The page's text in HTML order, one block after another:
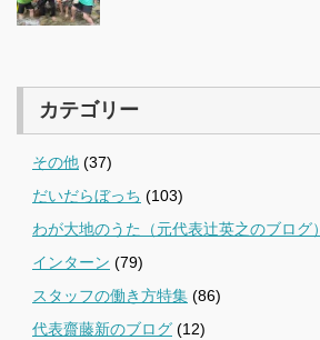
カテゴリー
その他 (37)
だいだらぼっち (103)
わが大地のうた（元代表辻英之のブログ）
インターン (79)
スタッフの働き方特集 (86)
代表齋藤新のブログ (12)